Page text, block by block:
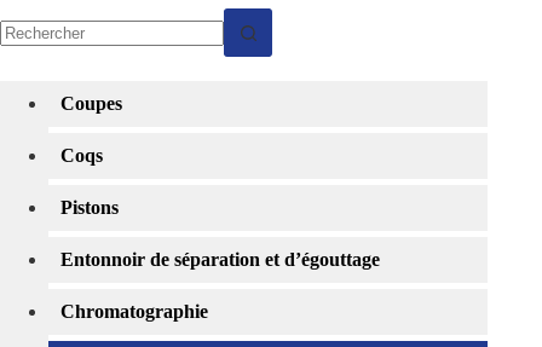
Coupes
Coqs
Pistons
Entonnoir de séparation et d’égouttage
Chromatographie